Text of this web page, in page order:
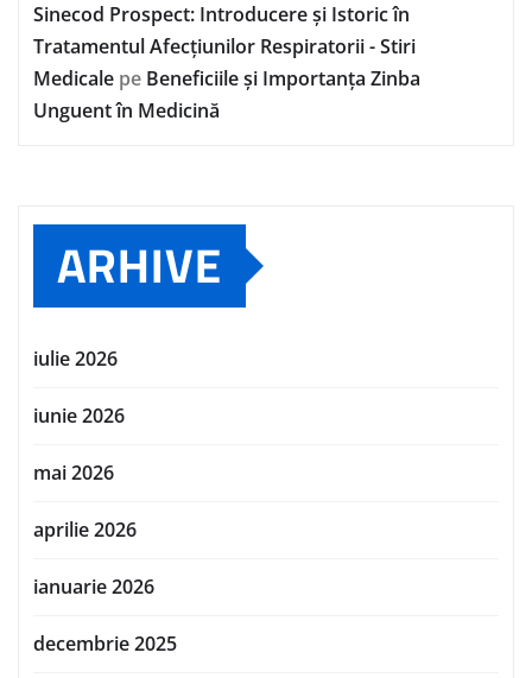
Sinecod Prospect: Introducere și Istoric în
Tratamentul Afecțiunilor Respiratorii - Stiri
Medicale pe Beneficiile și Importanța Zinba
Unguent în Medicină
ARHIVE
iulie 2026
iunie 2026
mai 2026
aprilie 2026
ianuarie 2026
decembrie 2025